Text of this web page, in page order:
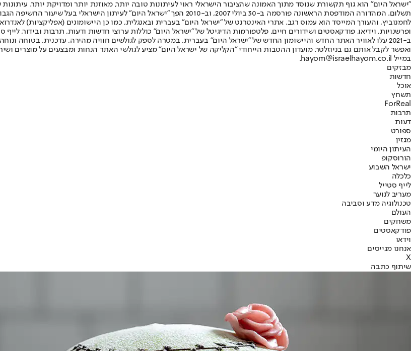
"ישראל היום" הוא גוף תקשורת שנוסד מתוך האמונה שהציבור הישראלי ראוי לעיתונות טובה יותר, מאוזנת יותר ומדויקת יותר.
תשלום. המהדורה המודפסת הראשונה פורסמה ב-30 ביולי 2007, וב-2010 הפך "ישראל
ופרשנויות, וידיאו, פודקאסטים ושידורים חיים. פלטפורמות הדיגיטל של "ישראל היום" כוללות ערוצי חדשות ודעות, תרבות ובידור, לייף
ב-2021 עלו לאוויר האתר החדש והיישומון החדש של "ישראל היום" בעברית, במטרה לספק לגולשים חוויה מהירה, עדכנית, בטוחה
ואפשר לקבל אותם גם בניוזלטר. מועדון ההטבות הייחודי "הקליקה של ישראל היום" מציע לגולשי האתר הנחות ומבצעים על מוצרים
במייל hayom@israelhayom.co.il.
מבזקים
חדשות
אוכל
תשחץ
ForReal
תרבות
דעות
ספורט
מגזין
העיתון היומי
הורוסקופ
ישראל השבוע
כלכלה
לייף סטייל
מעריב לנוער
טכנולוגיה מדע וסביבה
העולם
משחקים
פודקאסטים
וידאו
אנחנו מגייסים
X
שיתוף כתבה